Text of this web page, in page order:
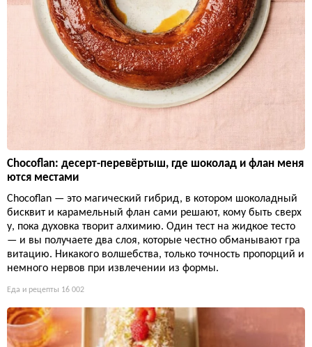
Chocoflan: десерт-перевёртыш, где шоколад и флан меня
ются местами
Chocoflan — это магический гибрид, в котором шоколадный
бисквит и карамельный флан сами решают, кому быть сверх
у, пока духовка творит алхимию. Один тест на жидкое тесто
— и вы получаете два слоя, которые честно обманывают гра
витацию. Никакого волшебства, только точность пропорций и
немного нервов при извлечении из формы.
Еда и рецепты 16 002